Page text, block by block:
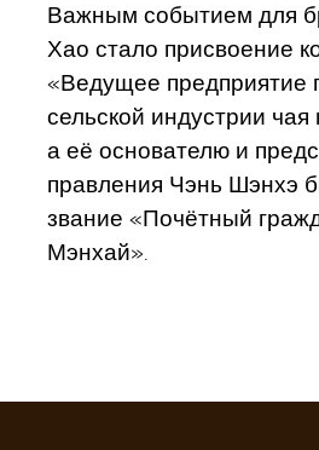
Важным событием для
Хао стало присвоение
«Ведущее предприятие
сельской индустрии чая
а её основателю и
правления Чэнь Шэнхэ
звание «Почётный
Мэнхай».